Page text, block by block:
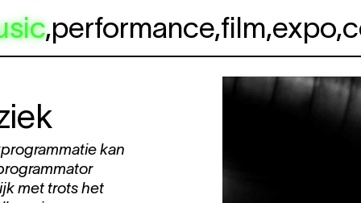
,performance,film,expo,
kan
met trots het